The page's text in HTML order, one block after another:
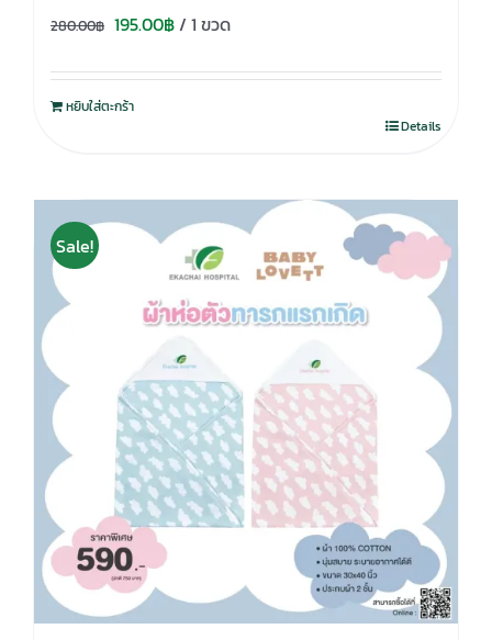
280.00฿ Original
was:
280.00฿.
195.00฿Current
is:
/ 1 ขวด
หยิบใส่ตะกร้า
Details
Sale!